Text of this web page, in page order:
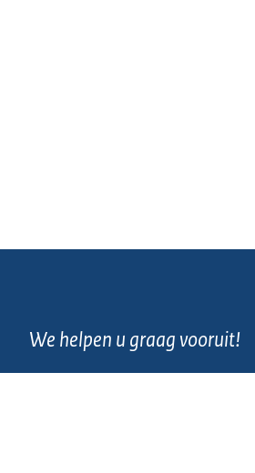
We helpen u graag vooruit!